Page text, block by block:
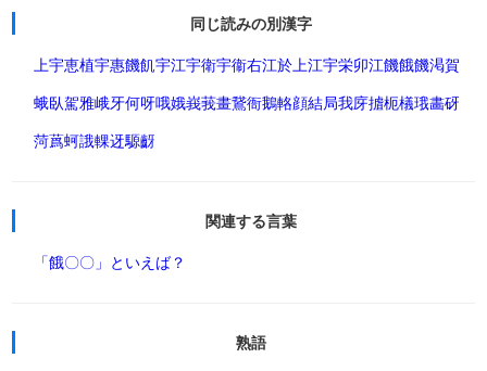
同じ読みの別漢字
上宇恵植宇惠饑飢宇江宇衛宇衞右江於上江宇栄卯江饑餓饑渇賀
蛾臥駕雅峨牙何呀哦娥峩莪畫鵞衙鵝輅顔結局我庌摣枙檥珴畵砑
菏蔿蚵誐輠迓騵齖
関連する言葉
「餓〇〇」といえば？
熟語